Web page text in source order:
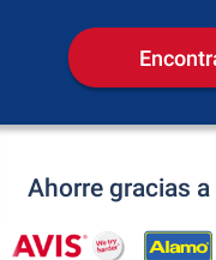
Ahorre gracias